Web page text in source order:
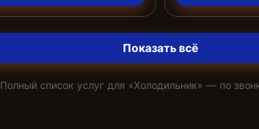
Показать всё
Полный список услуг для «Холодильник» — по